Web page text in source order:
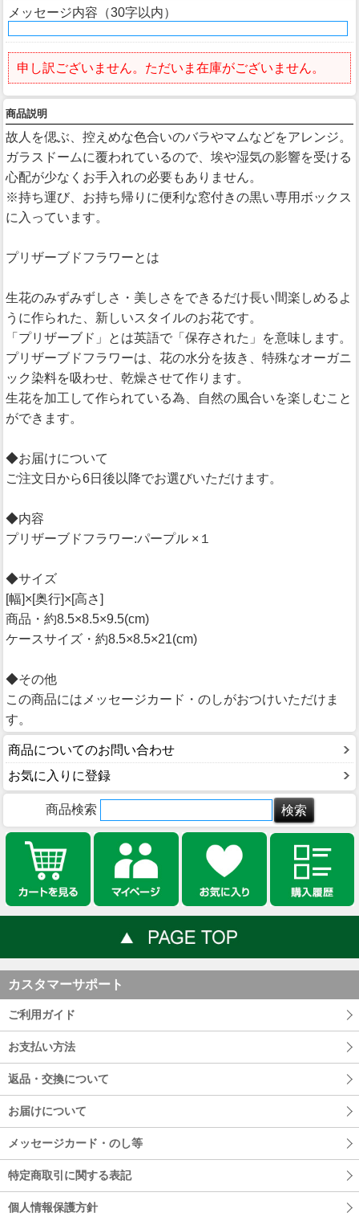
メッセージ内容（30字以内）
申し訳ございません。ただいま在庫がございません。
商品説明
故人を偲ぶ、控えめな色合いのバラやマムなどをアレンジ。
ガラスドームに覆われているので、埃や湿気の影響を受ける
心配が少なくお手入れの必要もありません。
※持ち運び、お持ち帰りに便利な窓付きの黒い専用ボックス
に入っています。
プリザーブドフラワーとは
生花のみずみずしさ・美しさをできるだけ長い間楽しめるよ
うに作られた、新しいスタイルのお花です。
「プリザーブド」とは英語で「保存された」を意味します。
プリザーブドフラワーは、花の水分を抜き、特殊なオーガニ
ック染料を吸わせ、乾燥させて作ります。
生花を加工して作られている為、自然の風合いを楽しむこと
ができます。
◆お届けについて
ご注文日から6日後以降でお選びいただけます。
◆内容
プリザーブドフラワー:パープル ×１
◆サイズ
[幅]×[奥行]×[高さ]
商品・約8.5×8.5×9.5(cm)
ケースサイズ・約8.5×8.5×21(cm)
◆その他
この商品にはメッセージカード・のしがおつけいただけま
す。
商品についてのお問い合わせ
お気に入りに登録
商品検索
カスタマーサポート
ご利用ガイド
お支払い方法
返品・交換について
お届けについて
メッセージカード・のし等
特定商取引に関する表記
個人情報保護方針